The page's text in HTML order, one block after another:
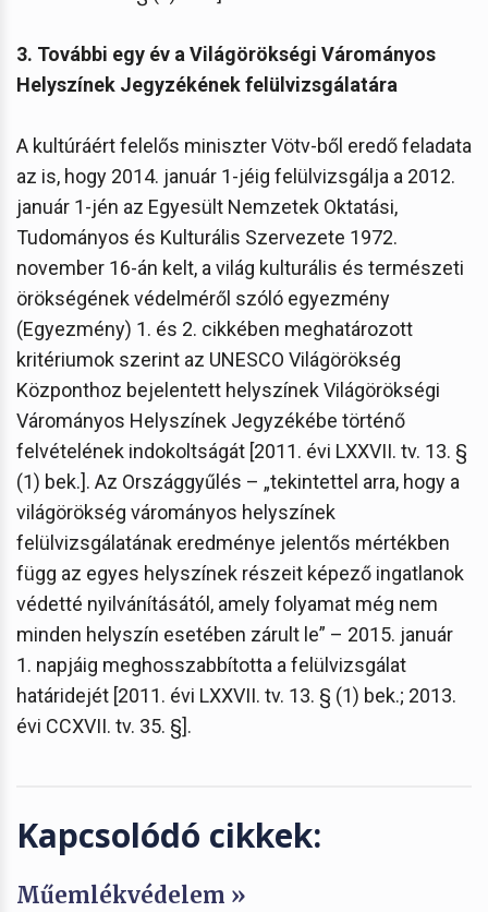
3. További egy év a Világörökségi Várományos
Helyszínek Jegyzékének felülvizsgálatára
A kultúráért felelős miniszter Vötv-ből eredő feladata
az is, hogy 2014. január 1-jéig felülvizsgálja a 2012.
január 1-jén az Egyesült Nemzetek Oktatási,
Tudományos és Kulturális Szervezete 1972.
november 16-án kelt, a világ kulturális és természeti
örökségének védelméről szóló egyezmény
(Egyezmény) 1. és 2. cikkében meghatározott
kritériumok szerint az UNESCO Világörökség
Központhoz bejelentett helyszínek Világörökségi
Várományos Helyszínek Jegyzékébe történő
felvételének indokoltságát [2011. évi LXXVII. tv. 13. §
(1) bek.]. Az Országgyűlés – „tekintettel arra, hogy a
világörökség várományos helyszínek
felülvizsgálatának eredménye jelentős mértékben
függ az egyes helyszínek részeit képező ingatlanok
védetté nyilvánításától, amely folyamat még nem
minden helyszín esetében zárult le” – 2015. január
1. napjáig meghosszabbította a felülvizsgálat
határidejét [2011. évi LXXVII. tv. 13. § (1) bek.; 2013.
évi CCXVII. tv. 35. §].
Kapcsolódó cikkek:
Műemlékvédelem »